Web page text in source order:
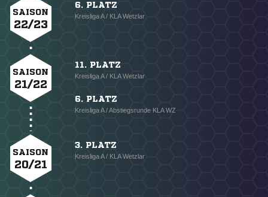
SAISON
22/23
6. PLATZ
Kreisliga A / KLA Wetzlar
SAISON
21/22
11. PLATZ
Kreisliga A / KLA Wetzlar
6. PLATZ
Kreisliga A / Abstiegsrunde KLA WZ
SAISON
20/21
3. PLATZ
Kreisliga A / KLA Wetzlar